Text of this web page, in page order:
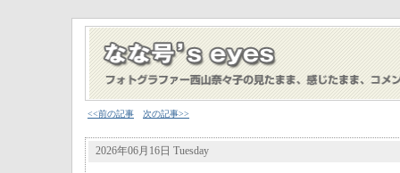
<<前の記事 次の記事>>
2026年06月16日 Tuesday